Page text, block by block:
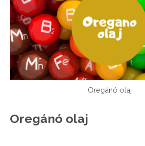
Oregánó olaj
Oregánó olaj